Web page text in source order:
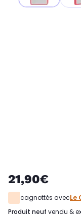
21,90€
cagnottés avecLe
produit neuf vendu &